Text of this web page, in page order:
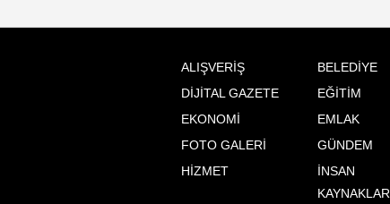
ALIŞVERİŞ
BELEDİYE
DİJİTAL GAZETE
EĞİTİM
EKONOMİ
EMLAK
FOTO GALERİ
GÜNDEM
HİZMET
İNSAN
KAYNAKLARI